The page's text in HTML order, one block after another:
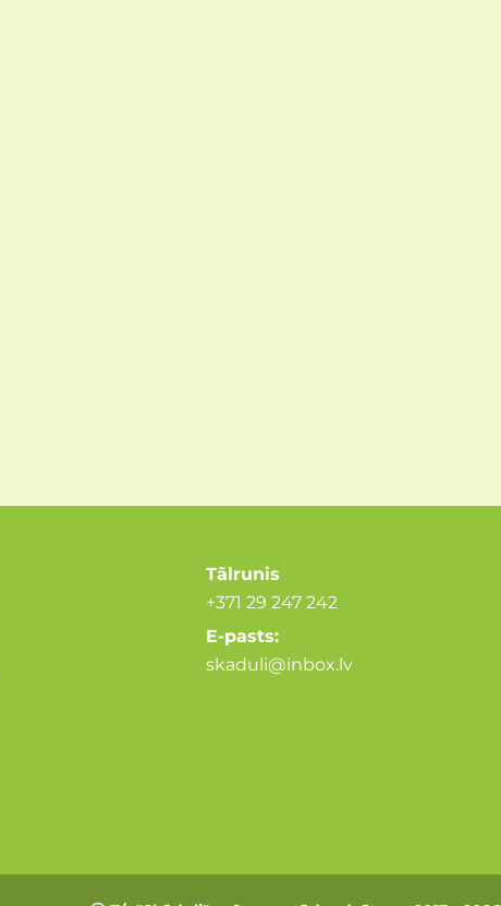
Tālrunis
+371 29 247 242
E-pasts:
skaduli@inbox.lv